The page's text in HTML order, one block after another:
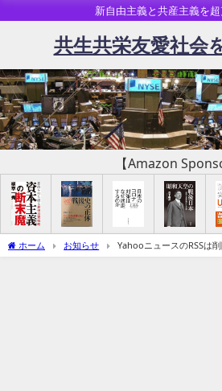
新自由主義と共産主義を
共生共栄友愛社会
【Amazon
ホーム お知らせ YahooニュースのRSSは